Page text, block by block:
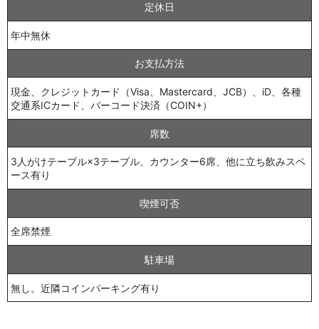
定休日
年中無休
お支払方法
現金、クレジットカード（Visa、Mastercard、JCB）、iD、各種
交通系ICカード、バーコード決済（COIN+）
席数
3人がけテーブル×3テーブル、カウンター6席、他に立ち飲みスペ
ース有り
喫煙可否
全席禁煙
駐車場
無し。近隣コインパーキング有り